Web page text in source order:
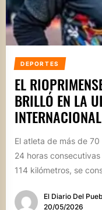
DEPORTES
EL
BRILLÓ EN LA
El atleta de más de
24 horas
114 kilómetros, se
El Diario Del
20/05/2026